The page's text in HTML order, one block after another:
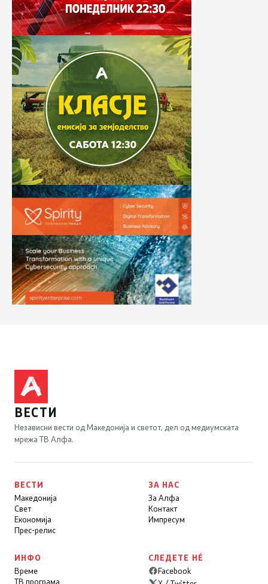
ВЕСТИ
Независни вести од Македонија и светот, дел од медиумската
мрежа ТВ Алфа.
ВЕСТИ
Македонија
Свет
Економија
Прес-релис
ЗА НАС
За Алфа
Контакт
Импресум
ИНФО
Време
ТВ програма
СЛЕДЕТЕ НÉ
Facebook